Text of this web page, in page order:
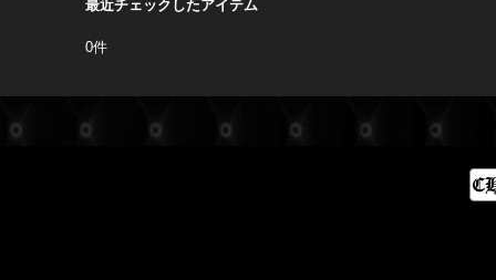
最近チェックしたアイテム
0件